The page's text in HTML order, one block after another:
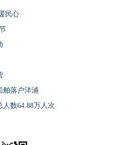
民心
舶落户洋浦
数64.88万人次